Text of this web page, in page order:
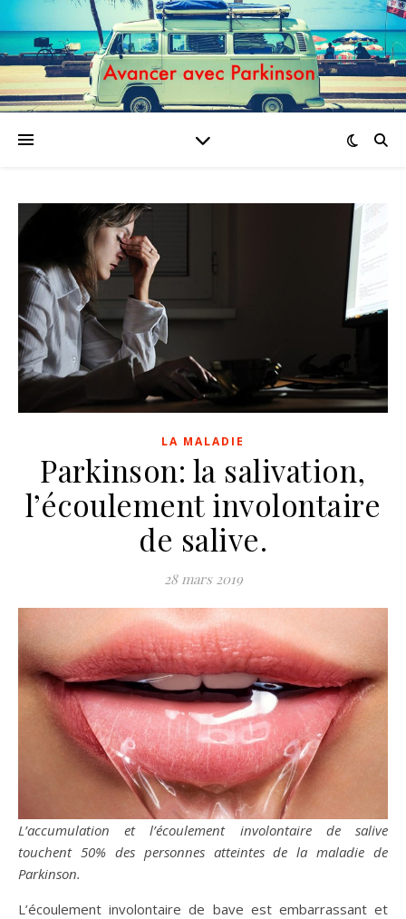
LA MALADIE
Parkinson: la salivation,
l’écoulement involontaire
de salive.
28 mars 2019
L’accumulation et l’écoulement involontaire de salive
touchent 50% des personnes atteintes de la maladie de
Parkinson.
L’écoulement involontaire de bave est embarrassant et